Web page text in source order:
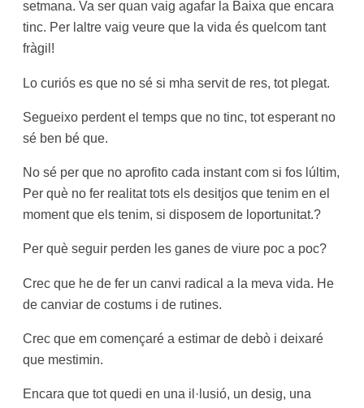
setmana. Va ser quan vaig agafar la Baixa que encara
tinc. Per laltre vaig veure que la vida és quelcom tant
fràgil!
Lo curiós es que no sé si mha servit de res, tot plegat.
Segueixo perdent el temps que no tinc, tot esperant no
sé ben bé que.
No sé per que no aprofito cada instant com si fos lúltim,
Per què no fer realitat tots els desitjos que tenim en el
moment que els tenim, si disposem de loportunitat.?
Per què seguir perden les ganes de viure poc a poc?
Crec que he de fer un canvi radical a la meva vida. He
de canviar de costums i de rutines.
Crec que em començaré a estimar de debò i deixaré
que mestimin.
Encara que tot quedi en una il·lusió, un desig, una